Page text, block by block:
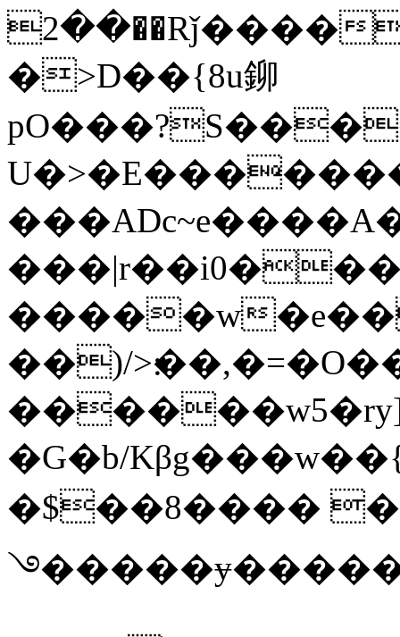
��2��Rǰ����|V��V�on�o�q��ܤF�x�5����̬
�>D��{8u鉚
�����w
��)/>׃��,�=�O���d�z��e�iz�u�K8�y�#u8����˙Vۻ�8�W�f���۫���.0ܝ,֎Y��l`��Ety|
�G�b/
�$��8����